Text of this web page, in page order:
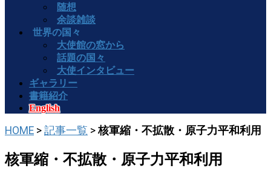
随想
余談雑談
世界の国々
大使館の窓から
話題の国々
大使インタビュー
ギャラリー
書籍紹介
English
HOME > 記事一覧 >核軍縮・不拡散・原子力平和利用
核軍縮・不拡散・原子力平和利用